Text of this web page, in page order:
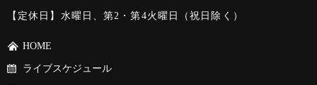
【定休日】水曜日、第2・第4火曜日（祝日除く）
HOME
ライブスケジュール